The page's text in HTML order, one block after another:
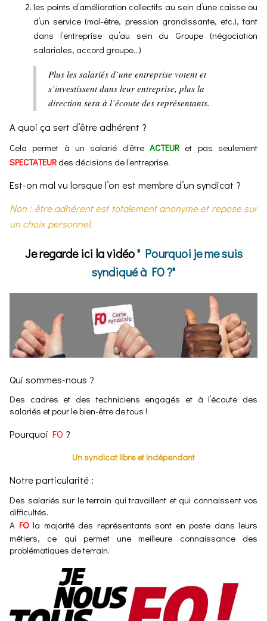
les points d’amélioration collectifs au sein d’une caisse ou
d’un service (mal-être, pression grandissante, etc.), tant
dans l’entreprise qu’au sein du Groupe (négociation
salariales, accord groupe…)
Plus les salariés d’une entreprise votent et
s’investissent dans leur entreprise, plus la
direction sera à l’écoute des représentants.
A quoi ça sert d’être adhérent ?
Cela permet à un salarié d’être ACTEUR et pas seulement
SPECTATEUR des décisions de l’entreprise.
Est-on mal vu lorsque l’on est membre d’un syndicat ?
Non : être adhérent est totalement anonyme et repose sur
un choix personnel.
Je regarde ici la vidéo" Pourquoi je me suis
syndiqué à FO ?"
Qui sommes-nous ?
Des cadres et des techniciens engagés et à l’écoute des
salariés et pour le bien-être de tous !
Pourquoi FO ?
Un syndicat libre et indépendant
Notre particularité :
Des salariés sur le terrain qui travaillent et qui connaissent vos
difficultés.
A FOla majorité des représentants sont en poste dans leurs
métiers, ce qui permet une meilleure connaissance des
problématiques de terrain.